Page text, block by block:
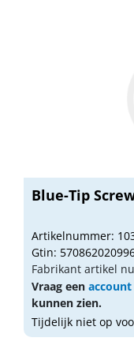
Blue-Tip
Artikelnummer:
Gtin:
Fabrikant artikel
Vraag een account
kunnen zien.
Tijdelijk niet op